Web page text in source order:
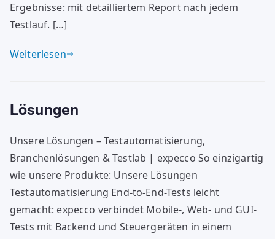
Ergebnisse: mit detailliertem Report nach jedem
Testlauf. […]
Weiterlesen
Lösungen
Unsere Lösungen – Testautomatisierung,
Branchenlösungen & Testlab | expecco So einzigartig
wie unsere Produkte: Unsere Lösungen
Testautomatisierung End-to-End-Tests leicht
gemacht: expecco verbindet Mobile-, Web- und GUI-
Tests mit Backend und Steuergeräten in einem